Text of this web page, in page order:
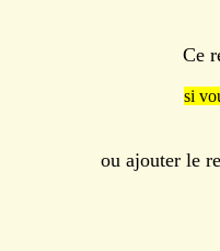
Ce
si
ou ajouter le